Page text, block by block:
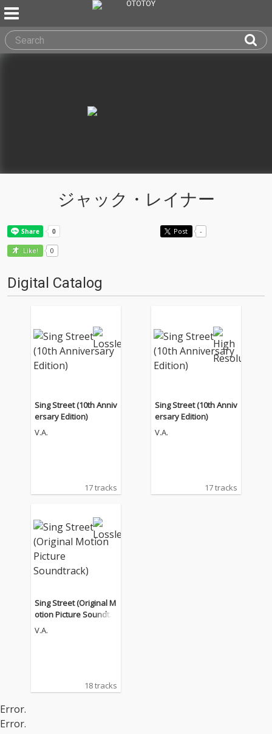
ジャック・レイナー
Post -
Like! 0
Digital Catalog
Sing Street (10th Anniv
ersary Edition)
V.A.
17 tracks
Sing Street (10th Anniv
ersary Edition)
V.A.
17 tracks
Sing Street (Original M
otion Picture Soundtra
ck)
V.A.
18 tracks
Error.
Error.